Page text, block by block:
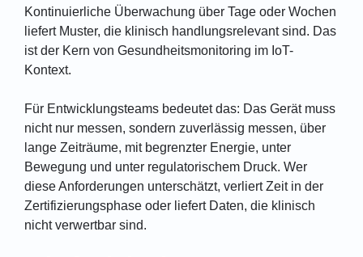
Kontinuierliche Überwachung über Tage oder Wochen
liefert Muster, die klinisch handlungsrelevant sind. Das
ist der Kern von Gesundheitsmonitoring im IoT-
Kontext.
Für Entwicklungsteams bedeutet das: Das Gerät muss
nicht nur messen, sondern zuverlässig messen, über
lange Zeiträume, mit begrenzter Energie, unter
Bewegung und unter regulatorischem Druck. Wer
diese Anforderungen unterschätzt, verliert Zeit in der
Zertifizierungsphase oder liefert Daten, die klinisch
nicht verwertbar sind.